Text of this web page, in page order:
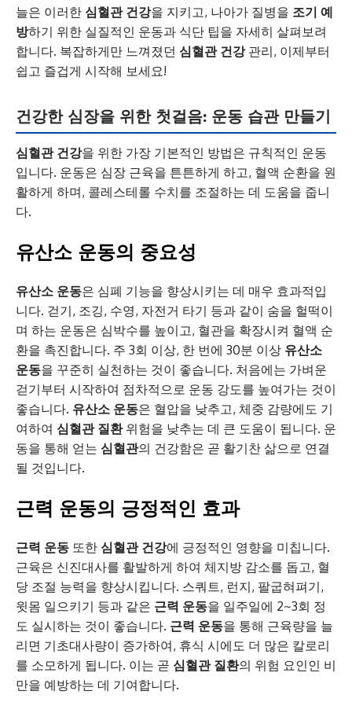
늘은 이러한 심혈관 건강을 지키고, 나아가 질병을 조기 예
방하기 위한 실질적인 운동과 식단 팁을 자세히 살펴보려
합니다. 복잡하게만 느껴졌던 심혈관 건강관리, 이제부터
쉽고 즐겁게 시작해 보세요!
건강한 심장을 위한 첫걸음: 운동 습관 만들기
심혈관 건강을 위한 가장 기본적인 방법은 규칙적인 운동
입니다. 운동은 심장 근육을 튼튼하게 하고, 혈액 순환을 원
활하게 하며, 콜레스테롤 수치를 조절하는 데 도움을 줍니
다.
유산소 운동의 중요성
유산소 운동은 심폐 기능을 향상시키는 데 매우 효과적입
니다. 걷기, 조깅, 수영, 자전거 타기 등과 같이 숨을 헐떡이
며 하는 운동은 심박수를 높이고, 혈관을 확장시켜 혈액 순
환을 촉진합니다. 주 3회 이상, 한 번에 30분 이상 유산소
운동을 꾸준히 실천하는 것이 좋습니다. 처음에는 가벼운
걷기부터 시작하여 점차적으로 운동 강도를 높여가는 것이
좋습니다. 유산소 운동은 혈압을 낮추고, 체중 감량에도 기
여하여 심혈관 질환위험을 낮추는 데 큰 도움이 됩니다. 운
동을 통해 얻는 심혈관의 건강함은 곧 활기찬 삶으로 연결
될 것입니다.
근력 운동의 긍정적인 효과
근력 운동 또한 심혈관 건강에 긍정적인 영향을 미칩니다.
근육은 신진대사를 활발하게 하여 체지방 감소를 돕고, 혈
당 조절 능력을 향상시킵니다. 스쿼트, 런지, 팔굽혀펴기,
윗몸 일으키기 등과 같은 근력 운동을 일주일에 2~3회 정
도 실시하는 것이 좋습니다. 근력 운동을 통해 근육량을 늘
리면 기초대사량이 증가하여, 휴식 시에도 더 많은 칼로리
를 소모하게 됩니다. 이는 곧 심혈관 질환의 위험 요인인 비
만을 예방하는 데 기여합니다.